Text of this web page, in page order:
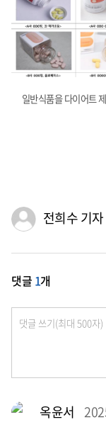
일반식품을 다이어트
전희수 기
댓글 1개
옥윤서